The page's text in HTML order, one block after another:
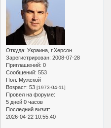
Откуда: Украина, г.Херсон
Зарегистрирован: 2008-07-28
Приглашений: 0
Сообщений: 553
Пол: Мужской
Возраст: 53 [1973-04-11]
Провел на форуме:
5 дней 0 часов
Последний визит:
2026-04-22 10:55:40